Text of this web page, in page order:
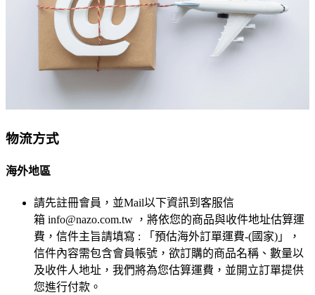
物流方式
海外地區
請先註冊會員，並Mail以下資訊到客服信
箱 info@nazo.com.tw ，將依您的商品與收件地址估算運
費，信件主旨請填寫 : 「預估海外訂單運費-(國家)」，
信件內容需包含會員帳號，欲訂購的商品名稱、數量以
及收件人地址，我們將為您估算運費，並開立訂單提供
您進行付款。